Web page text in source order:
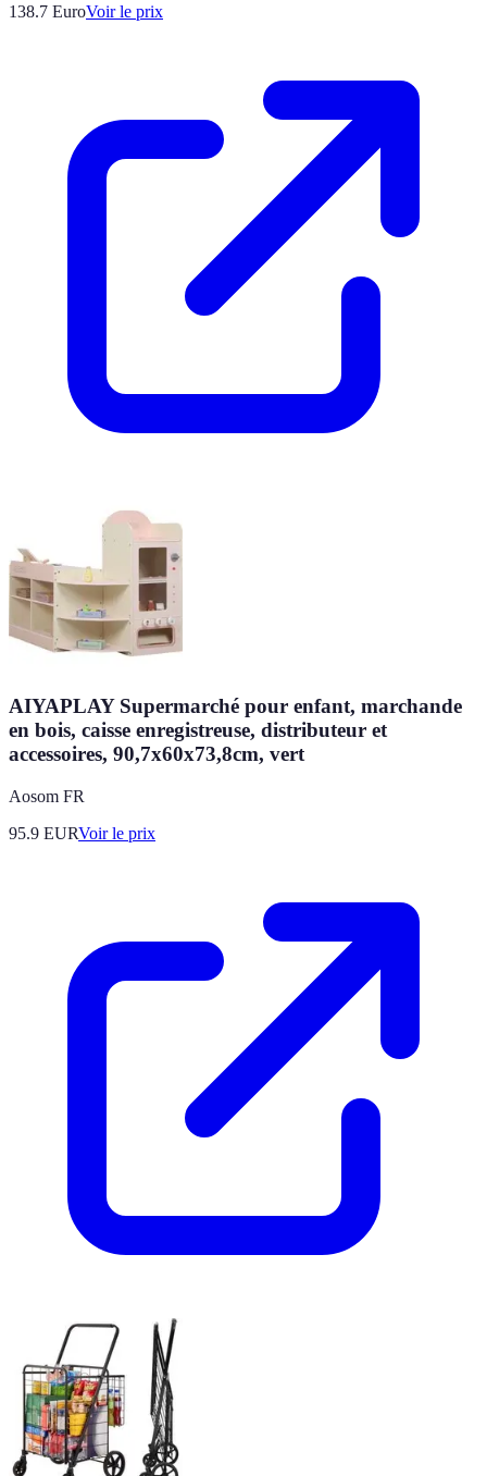
138.7 EuroVoir le prix
AIYAPLAY Supermarché pour enfant, marchande
en bois, caisse enregistreuse, distributeur et
accessoires, 90,7x60x73,8cm, vert
Aosom FR
95.9 EURVoir le prix